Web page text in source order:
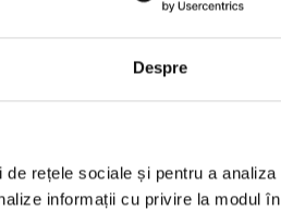
Despre
rețele sociale și pentru a analiza
informații cu privire la modul în